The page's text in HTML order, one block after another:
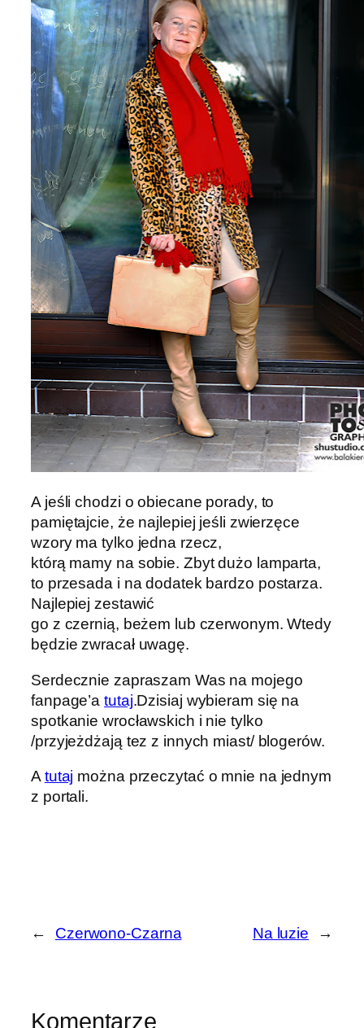
A jeśli chodzi o obiecane porady, to
pamiętajcie, że najlepiej jeśli zwierzęce
wzory ma tylko jedna rzecz,
którą mamy na sobie. Zbyt dużo lamparta,
to przesada i na dodatek bardzo postarza.
Najlepiej zestawić
go z czernią, beżem lub czerwonym. Wtedy
będzie zwracał uwagę.
Serdecznie zapraszam Was na mojego
fanpage’atutaj.Dzisiaj wybieram się na
spotkanie wrocławskich i nie tylko
/przyjeżdżają tez z innych miast/ blogerów.
Atutaj można przeczytać o mnie na jednym
z portali.
← Czerwono-Czarna Na luzie →
Komentarze